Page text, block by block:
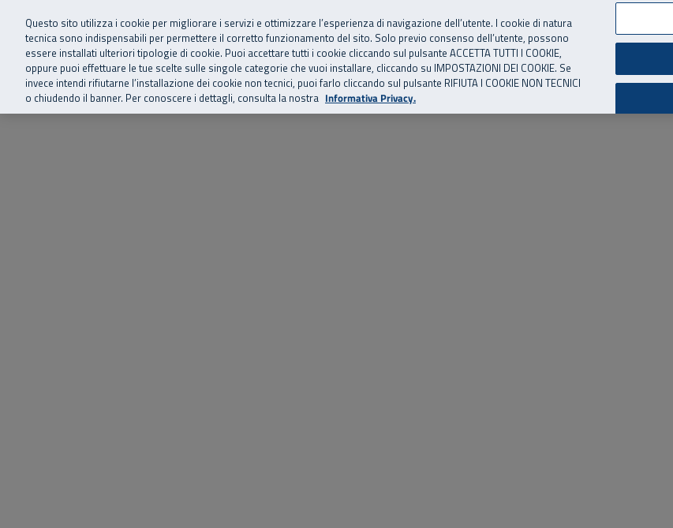
Vai al menu principale
Vai al contenuto principale
Vai al Footer
SuperAbile - il Contact Center Inail per il mondo della disabilità
Home Chi siamo Storie, news ed eventi Risorse utili Supporto
Questo sito utilizza i cookie per migliorare i servizi e ottimizzare l’esperienza di navigazione dell’utente. I cookie di natura
tecnica sono indispensabili per permettere il corretto funzionamento del sito. Solo previo consenso dell’utente, possono
essere installati ulteriori tipologie di cookie. Puoi accettare tutti i cookie cliccando sul pulsante ACCETTA TUTTI I COOKIE,
oppure puoi effettuare le tue scelte sulle singole categorie che vuoi installare, cliccando su IMPOSTAZIONI DEI COOKIE. Se
invece intendi rifiutarne l’installazione dei cookie non tecnici, puoi farlo cliccando sul pulsante RIFIUTA I COOKIE NON TECNICI
o chiudendo il banner. Per conoscere i dettagli, consulta la nostra Informativa Privacy.